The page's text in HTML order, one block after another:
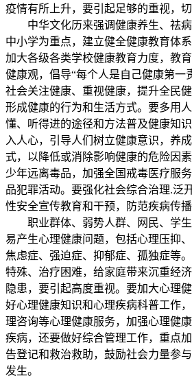
疫情有所上升，要引起足够的重视，切
中华文化历来强调健康养生、祛病
中小学为重点，建立健全健康教育体
加大各级各类学校健康教育力度，教
健康观，倡导“每个人是自己健康第一
社会关注健康、重视健康，提升全民
形成健康的行为和生活方式。要多用
懂、听得进的途径和方法普及健康知
入人心，引导人们树立健康意识，养
式，以降低或消除影响健康的危险因
少年远离毒品，加强全国戒毒医疗服
品犯罪活动。要强化社会综合治理.泛
性安全宣传教育和干预，防范疾病传播
职业群体、弱势人群、网民、学生
易产生心理健康问题，包括心理压抑
焦虑症、强迫症、抑郁症、孤独症等
特殊、治疗困难，给家庭带来沉重经
隐患，要引起高度重视。要加大心理
好心理健康知识和心理疾病科普工作
理咨询等心理健康服务，加强心理健
疾病，还要做好综合管理工作，重点
告登记和救治救助，鼓励社会力量参
发生。